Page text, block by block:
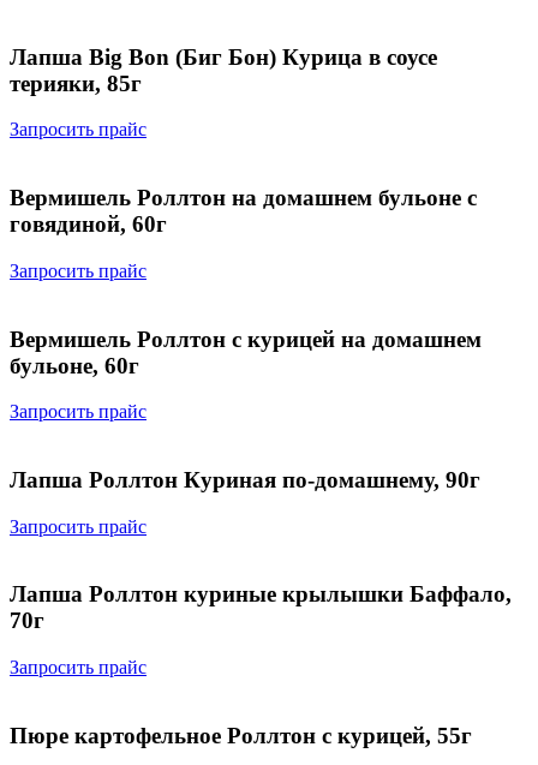
Лапша Big Bon (Биг Бон) Курица в соусе
терияки, 85г
Запросить прайс
Вермишель Роллтон на домашнем бульоне с
говядиной, 60г
Запросить прайс
Вермишель Роллтон с курицей на домашнем
бульоне, 60г
Запросить прайс
Лапша Роллтон Куриная по-домашнему, 90г
Запросить прайс
Лапша Роллтон куриные крылышки Баффало,
70г
Запросить прайс
Пюре картофельное Роллтон с курицей, 55г